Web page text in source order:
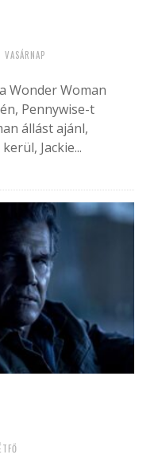
Wonder Woman
Pennywise-t
állást ajánl,
Jackie...